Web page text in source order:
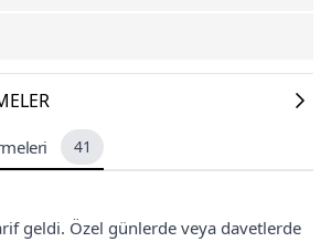
41
geldi. Özel günlerde veya davetlerde